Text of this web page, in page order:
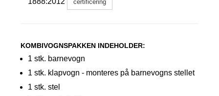
certificering
KOMBIVOGNSPAKKEN INDEHOLDER:
1 stk. barnevogn
1 stk. klapvogn - monteres på barnevogns stellet
1 stk. stel